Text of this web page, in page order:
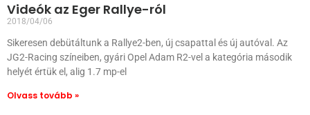
Videók az Eger Rallye-ról
2018/04/06
Sikeresen debütáltunk a Rallye2-ben, új csapattal és új autóval. Az
JG2-Racing színeiben, gyári Opel Adam R2-vel a kategória második
helyét értük el, alig 1.7 mp-el
Olvass tovább »